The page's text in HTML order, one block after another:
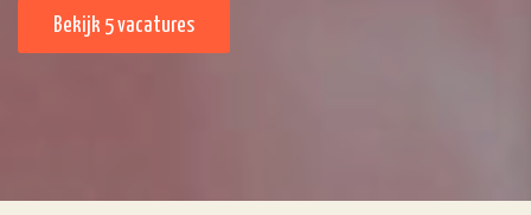
Bekijk 5 vacatures